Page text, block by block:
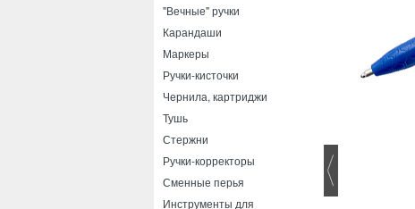
"Вечные" ручки
Карандаши
Маркеры
Ручки-кисточки
Чернила, картриджи
Тушь
Стержни
Ручки-корректоры
Сменные перья
Инструменты для